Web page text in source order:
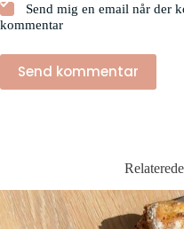
Send mig en email når der
kommentar
Send kommentar